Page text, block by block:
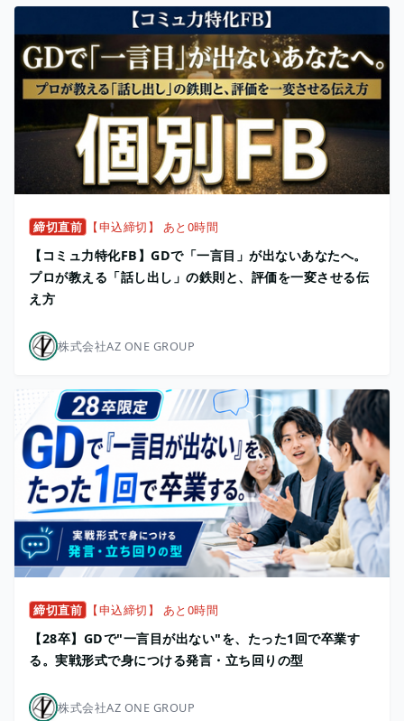
締切直前 【申込締切】 あと0時間
【コミュ力特化FB】GDで「一言目」が出ないあなたへ。
プロが教える「話し出し」の鉄則と、評価を一変させる伝
え方
株式会社AZ ONE GROUP
締切直前 【申込締切】 あと0時間
【28卒】GDで"一言目が出ない"を、たった1回で卒業す
る。実戦形式で身につける発言・立ち回りの型
株式会社AZ ONE GROUP